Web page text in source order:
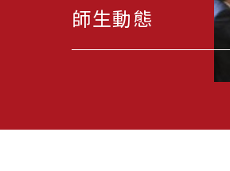
師生動態